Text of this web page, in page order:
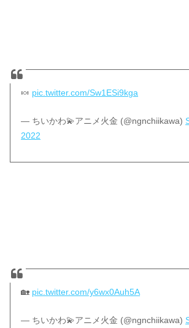
🍬 pic.twitter.com/Sw1ESi9kga
— ちいかわ💫アニメ火金 (@ngnchiikawa)
2022
🏡 pic.twitter.com/y6wx0Auh5A
— ちいかわ💫アニメ火金 (@ngnchiikawa)